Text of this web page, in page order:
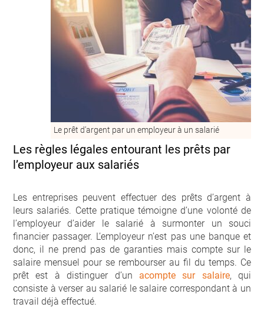
Le prêt d’argent par un employeur à un salarié
Les règles légales entourant les prêts par
l’employeur aux salariés
Les entreprises peuvent effectuer des prêts d’argent à
leurs salariés. Cette pratique témoigne d’une volonté de
l’employeur d’aider le salarié à surmonter un souci
financier passager. L’employeur n’est pas une banque et
donc, il ne prend pas de garanties mais compte sur le
salaire mensuel pour se rembourser au fil du temps. Ce
prêt est à distinguer d’un acompte sur salaire, qui
consiste à verser au salarié le salaire correspondant à un
travail déjà effectué.